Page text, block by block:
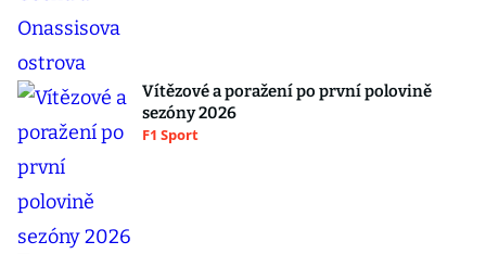
Vítězové a poražení po první polovině
sezóny 2026
F1 Sport